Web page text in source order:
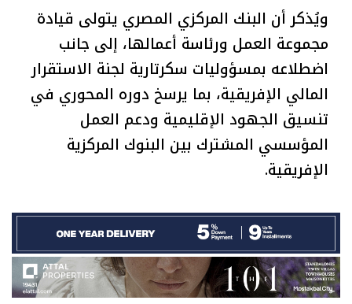
ويُذكر أن البنك المركزي المصري يتولى قيادة
مجموعة العمل ورئاسة أعمالها، إلى جانب
اضطلاعه بمسؤوليات سكرتارية لجنة الاستقرار
المالي الإفريقية، بما يرسخ دوره المحوري في
تنسيق الجهود الإقليمية ودعم العمل
المؤسسي المشترك بين البنوك المركزية
الإفريقية.